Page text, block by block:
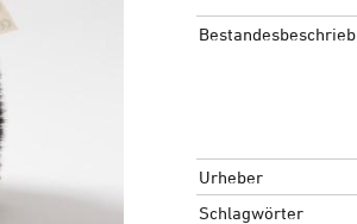
Bestandesbeschrieb
Urheber
Schlagwörter